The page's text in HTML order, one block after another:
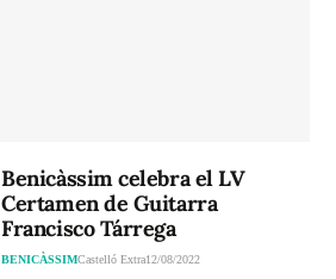
Benicàssim celebra el LV
Certamen de Guitarra
Francisco Tárrega
BENICÀSSIMCastelló Extra12/08/2022